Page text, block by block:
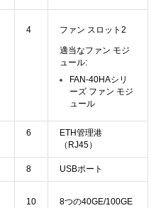
4 ファン スロット2
適当なファン モジ
ュール:
FAN-40HAシリ
ーズ ファン モジ
ュール
6
ETH管理港
（RJ45）
8 USBポート
10
8つの40GE/100GE